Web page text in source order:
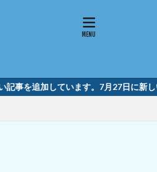
を追加しています。7月27日に新しい